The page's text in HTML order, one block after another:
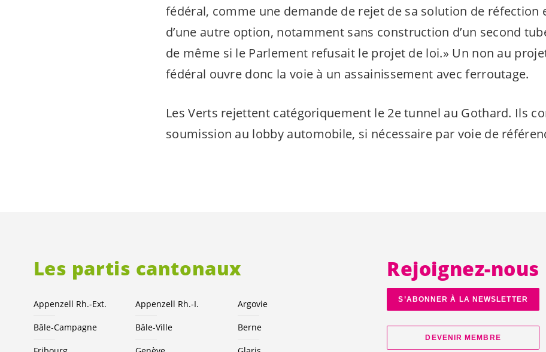
fédéral, comme une demande de rejet de sa solution de réfection
d’une autre option, notamment sans construction d’un second
de même si le Parlement refusait le projet de loi.» Un non au
fédéral ouvre donc la voie à un assainissement avec ferroutage.
Les Verts rejettent catégoriquement le 2e tunnel au Gothard. Ils
soumission au lobby automobile, si nécessaire par voie de
Les partis cantonaux
Appenzell Rh.-Ext. Appenzell Rh.-I. Argovie
Bâle-Campagne Bâle-Ville Berne
Rejoignez-nous
S’ABONNER À LA NEWSLETTER
DEVENIR MEMBRE